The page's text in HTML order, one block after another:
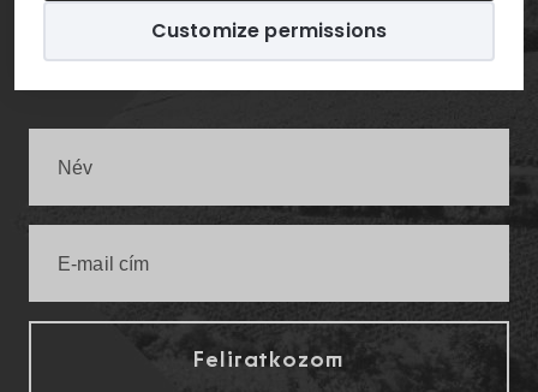
Customize permissions
Értesüljön elsőként a legfrissebb villányi
infókról!